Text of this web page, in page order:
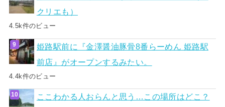
クリエも）
4.5k件のビュー
姫路駅前に『金澤醤油豚骨8番らーめん 姫路駅
前店』がオープンするみたい。
4.4k件のビュー
ここわかる人おらんと思う…この場所はどこ？